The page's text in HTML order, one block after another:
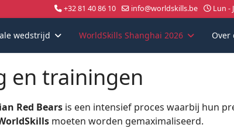
+32 81 40 86 10 info@worldskills.be Lun -
wedstrijd WorldSkills Shanghai 2026 Over
en trainingen
Red Bears is een intensief proces waarbij hun
moeten worden gemaximaliseerd.